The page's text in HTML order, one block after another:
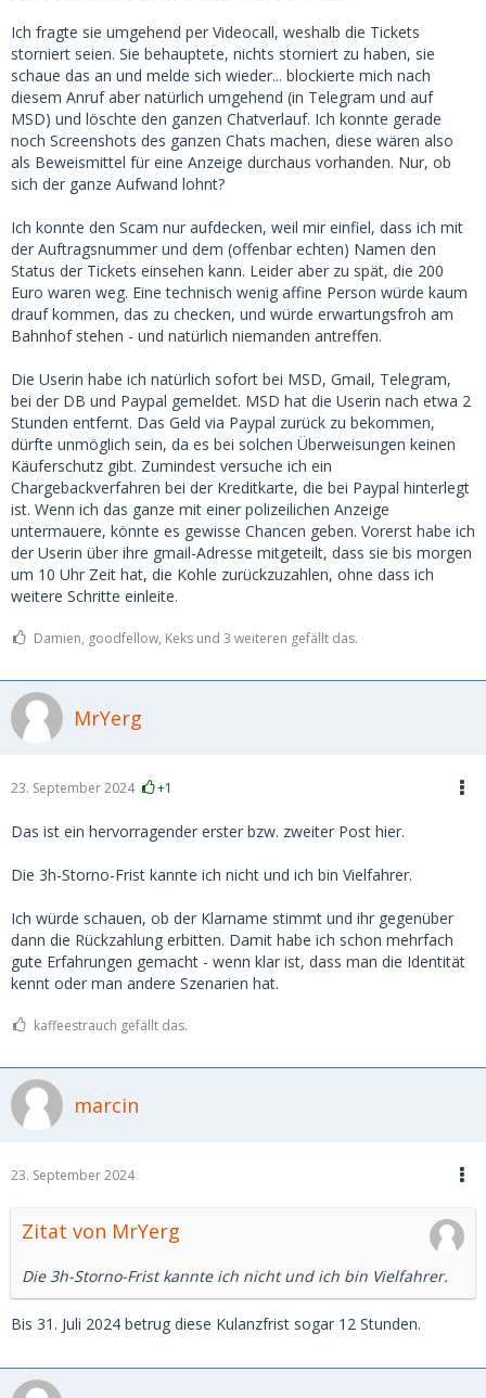
Ich fragte sie umgehend per Videocall, weshalb die Tickets
storniert seien. Sie behauptete, nichts storniert zu haben, sie
schaue das an und melde sich wieder... blockierte mich nach
diesem Anruf aber natürlich umgehend (in Telegram und auf
MSD) und löschte den ganzen Chatverlauf. Ich konnte gerade
noch Screenshots des ganzen Chats machen, diese wären also
als Beweismittel für eine Anzeige durchaus vorhanden. Nur, ob
sich der ganze Aufwand lohnt?
Ich konnte den Scam nur aufdecken, weil mir einfiel, dass ich mit
der Auftragsnummer und dem (offenbar echten) Namen den
Status der Tickets einsehen kann. Leider aber zu spät, die 200
Euro waren weg. Eine technisch wenig affine Person würde kaum
drauf kommen, das zu checken, und würde erwartungsfroh am
Bahnhof stehen - und natürlich niemanden antreffen.
Die Userin habe ich natürlich sofort bei MSD, Gmail, Telegram,
bei der DB und Paypal gemeldet. MSD hat die Userin nach etwa 2
Stunden entfernt. Das Geld via Paypal zurück zu bekommen,
dürfte unmöglich sein, da es bei solchen Überweisungen keinen
Käuferschutz gibt. Zumindest versuche ich ein
Chargebackverfahren bei der Kreditkarte, die bei Paypal hinterlegt
ist. Wenn ich das ganze mit einer polizeilichen Anzeige
untermauere, könnte es gewisse Chancen geben. Vorerst habe ich
der Userin über ihre gmail-Adresse mitgeteilt, dass sie bis morgen
um 10 Uhr Zeit hat, die Kohle zurückzuzahlen, ohne dass ich
weitere Schritte einleite.
Damien, goodfellow, Keks und 3 weiteren gefällt das.
MrYerg
23. September 2024 +1
Das ist ein hervorragender erster bzw. zweiter Post hier.
Die 3h-Storno-Frist kannte ich nicht und ich bin Vielfahrer.
Ich würde schauen, ob der Klarname stimmt und ihr gegenüber
dann die Rückzahlung erbitten. Damit habe ich schon mehrfach
gute Erfahrungen gemacht - wenn klar ist, dass man die Identität
kennt oder man andere Szenarien hat.
kaffeestrauch gefällt das.
marcin
23. September 2024
Zitat von MrYerg
Die 3h-Storno-Frist kannte ich nicht und ich bin Vielfahrer.
Bis 31. Juli 2024 betrug diese Kulanzfrist sogar 12 Stunden.